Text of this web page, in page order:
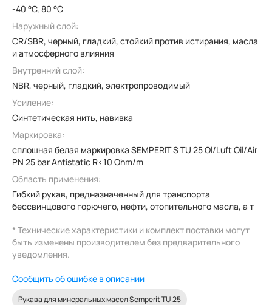
-40 °C, 80 °C
Наружный слой:
CR/SBR, черный, гладкий, стойкий против истирания, масла
и атмосферного влияния
Внутренний слой:
NBR, черный, гладкий, электропроводимый
Усиление:
Синтетическая нить, навивка
Маркировка:
сплошная белая маркировка SEMPERIT S TU 25 Ol/Luft Oil/Air
PN 25 bar Antistatic R<10 Ohm/m
Область применения:
Гибкий рукав, предназначенный для транспорта
бессвинцового горючего, нефти, отопительного масла, а т
* Технические характеристики и комплект поставки могут
быть изменены производителем без предварительного
уведомления.
Сообщить об ошибке в описании
Рукава для минеральных масел Semperit TU 25